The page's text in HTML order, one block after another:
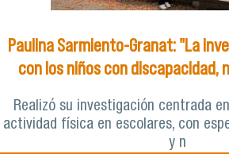
Paulina Sarmiento-Granat: "La
con los niños con discapacidad,
Realizó su investigación centrada
actividad física en escolares, con
y n